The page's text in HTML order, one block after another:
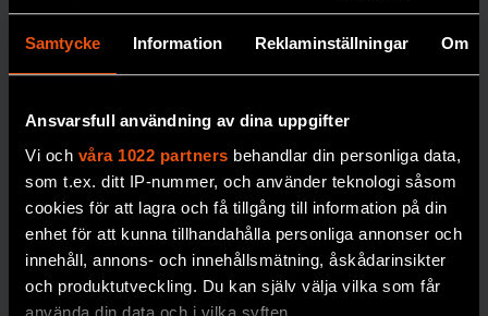
Samtycke Information Reklaminställningar Om
Ansvarsfull användning av dina uppgifter
Vi och våra 1022 partners behandlar din personliga data,
som t.ex. ditt IP-nummer, och använder teknologi såsom
cookies för att lagra och få tillgång till information på din
enhet för att kunna tillhandahålla personliga annonser och
innehåll, annons- och innehållsmätning, åskådarinsikter
och produktutveckling. Du kan själv välja vilka som får
använda din data och i vilka syften.
Den omtalade
Colemanrapporten
gav obekväma svar
skolsegregationens
orsaker. 60 år efter
sin tillkomst gör den
fortfarande avtryck i
debatten.
SOCIOLOGI
Opinionsmätningarn
as ankomst till
Sverige på 1940-talet
starkare demokrati –
men mötte också
starkt motstånd.
MEDIA